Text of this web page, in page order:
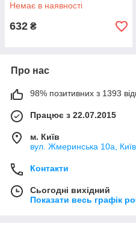
Немає в наявності
632 ₴
Про нас
98% позитивних з 1393
Працює з 22.07.2015
м. Київ
вул. Жмеринська 10а,
Контакти
Сьогодні вихідний
Показати весь графік